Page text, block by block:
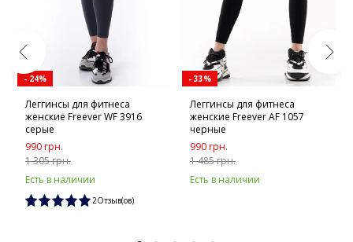
- 24%
Леггинсы для фитнеса
женские Freever WF 3916
серые
990 грн.
1 305 грн.
Есть в наличии
2Отзыв(ов)
- 33%
Леггинсы для фитнеса
женские Freever AF 1057
черные
990 грн.
1 485 грн.
Есть в наличии